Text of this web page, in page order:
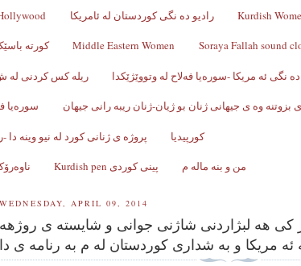
رادیو ده نگی کوردستان له ئامریکا Kurdish
کورته Middle Eastern Women Soraya Fallah sound
ریله کس کردنی ده نگی ئه مریکا -سوره‌یا فه‌لاح له‌ وتووێژێکدا
سورەیا بزوتنه وه ی جیهانی ژنان بو ژیان-ژنان ریبه رانی جیهان
پروژه ی ژنانی کورد له نیو وینه دا کورپیدیا
Kurdish pen پینی کوردی من و بنه ماله م
WEDNESDAY, APRIL 09, 2014
هه لبژاردنی شاژنی جوانی و شایسته ی روژهه
ئه مریکا و به شداری کوردستان له م به رنامه ى دا